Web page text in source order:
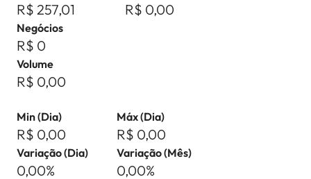
R$ 257,01 R$ 0,00
Negócios
R$ 0
Volume
R$ 0,00
Min (Dia)
R$ 0,00
Máx (Dia)
R$ 0,00
Variação (Dia)
0,00%
Variação (Mês)
0,00%